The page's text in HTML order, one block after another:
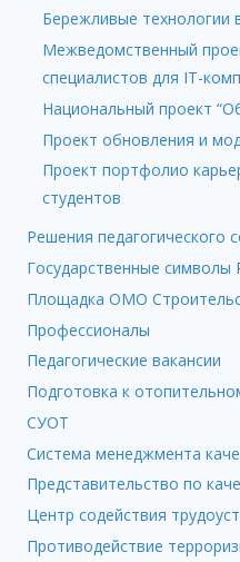
Бережливые технологии
Межведомственный
специалистов для IT-
Национальный проект
Проект обновления и
Проект портфолио
студентов
Решения педагогического
Государственные символы
Площадка ОМО
Профессионалы
Педагогические вакансии
Подготовка к
СУОТ
Система менеджмента
Представительство по
Центр содействия
Противодействие